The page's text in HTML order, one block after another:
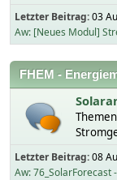
Letzter Beitrag:03
Aw: [Neues Modul]
FHEM -
Letzter Beitrag:08
Aw: 76_SolarForecast